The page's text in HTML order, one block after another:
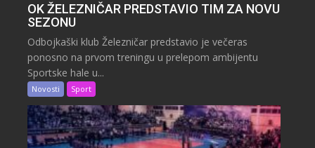
OK ŽELEZNIČAR PREDSTAVIO TIM ZA NOVU
SEZONU
Odbojkaški klub Železničar predstavio je večeras
ponosno na prvom treningu u prelepom ambijentu
Sportske hale u...
Novosti Sport